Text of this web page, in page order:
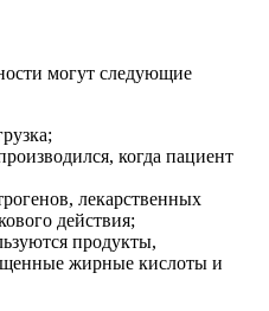
могут следующие
когда пациент
лекарственных
действия;
продукты,
жирные кислоты и